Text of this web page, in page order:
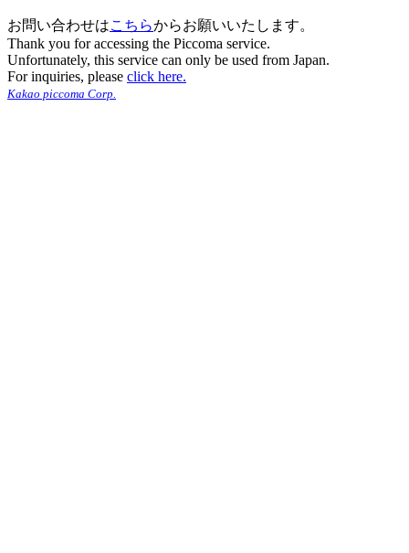
お問い合わせはこちらからお願いいたします。
Thank you for accessing the Piccoma service.
Unfortunately, this service can only be used from Japan.
For inquiries, please click here.
Kakao piccoma Corp.